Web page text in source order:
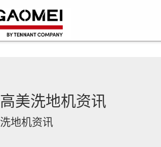
高美洗地机资讯
洗地机资讯